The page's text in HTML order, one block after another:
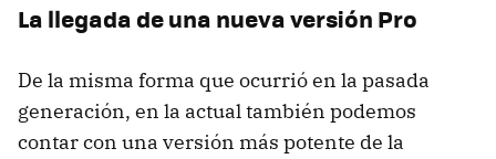
La llegada de una nueva versión Pro
De la misma forma que ocurrió en la pasada
generación, en la actual también podemos
contar con una versión más potente de la